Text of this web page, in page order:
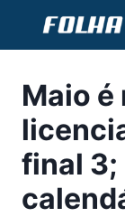
Conteúdo
Maio é
final 3;